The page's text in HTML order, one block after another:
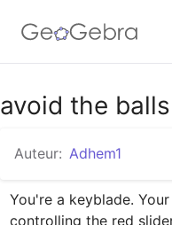
Google Classroom
GeoGebra Klaslokaal
avoid the balls
Auteur: Adhem1
You're a keyblade.
controlling the red